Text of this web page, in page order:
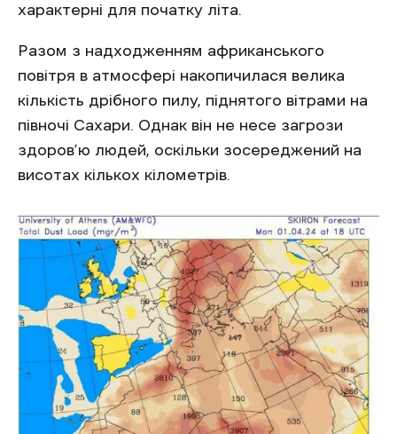
характерні для початку літа.
Разом з надходженням африканського
повітря в атмосфері накопичилася велика
кількість дрібного пилу, піднятого вітрами на
півночі Сахари. Однак він не несе загрози
здоров’ю людей, оскільки зосереджений на
висотах кількох кілометрів.